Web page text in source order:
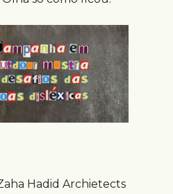
Hadid Archietects